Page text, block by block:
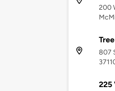
200
807
225